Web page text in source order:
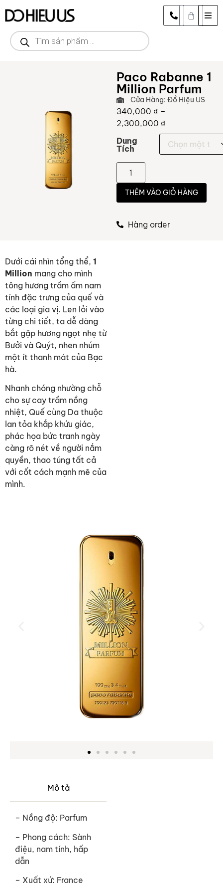
Paco Rabanne 1
Million Parfum
Cửa Hàng: Đồ Hiệu US
340,000 ₫ –
2,300,000 ₫
Dung
Tích
THÊM VÀO GIỎ HÀNG
Hàng order
Dưới cái nhìn tổng thể, 1
Million mang cho mình
tông hương trầm ấm nam
tính đặc trưng của quế và
các loại gia vị. Len lỏi vào
từng chi tiết, ta dễ dàng
bắt gặp hương ngọt nhẹ từ
Bưởi và Quýt, nhen nhúm
một ít thanh mát của Bạc
hà.
Nhanh chóng nhường chỗ
cho sự cay trầm nồng
nhiệt, Quế cùng Da thuộc
lan tỏa khắp khứu giác,
phác họa bức tranh ngày
càng rõ nét về người nắm
quyền, thao túng tất cả
với cốt cách mạnh mẽ của
mình.
Mô tả
– Nồng độ: Parfum
– Phong cách: Sành
điệu, nam tính, hấp
dẫn
– Xuất xứ: France